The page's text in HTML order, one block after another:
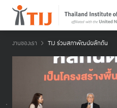
งานของเรา TIJ ร่วมสภาพัฒน์ผลักดัน